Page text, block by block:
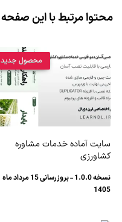
محتوا مرتبط با این صفحه
محصول جدید
سایت آماده خدمات مشاوره
کشاورزی
نسخه 1.0.0 - بروزرسانی 15 مرداد ماه
1405